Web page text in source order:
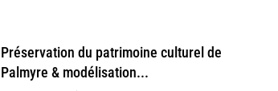
Préservation du patrimoine culturel de
Palmyre & modélisation...